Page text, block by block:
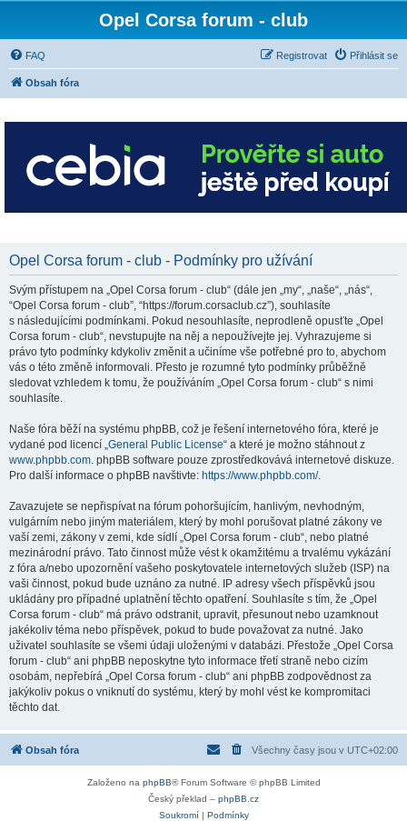
Opel Corsa forum - club
FAQ Přihlásit se
Registrovat
Obsah fóra
Opel Corsa forum - club - Podmínky pro užívání
Svým přístupem na „Opel Corsa forum - club“ (dále jen „my“, „naše“, „nás“,
“Opel Corsa forum - club”, “https://forum.corsaclub.cz”), souhlasíte
s následujícími podmínkami. Pokud nesouhlasíte, neprodleně opusťte „Opel
Corsa forum - club“, nevstupujte na něj a nepoužívejte jej. Vyhrazujeme si
právo tyto podmínky kdykoliv změnit a učiníme vše potřebné pro to, abychom
vás o této změně informovali. Přesto je rozumné tyto podmínky průběžně
sledovat vzhledem k tomu, že používáním „Opel Corsa forum - club“ s nimi
souhlasíte.
Naše fóra běží na systému phpBB, což je řešení internetového fóra, které je
vydané pod licencí „General Public License“ a které je možno stáhnout z
www.phpbb.com. phpBB software pouze zprostředkovává internetové diskuze.
Pro další informace o phpBB navštivte: https://www.phpbb.com/.
Zavazujete se nepřispívat na fórum pohoršujícím, hanlivým, nevhodným,
vulgárním nebo jiným materiálem, který by mohl porušovat platné zákony ve
vaší zemi, zákony v zemi, kde sídlí „Opel Corsa forum - club“, nebo platné
mezinárodní právo. Tato činnost může vést k okamžitému a trvalému vykázání
z fóra a/nebo upozornění vašeho poskytovatele internetových služeb (ISP) na
vaši činnost, pokud bude uznáno za nutné. IP adresy všech příspěvků jsou
ukládány pro případné uplatnění těchto opatření. Souhlasíte s tím, že „Opel
Corsa forum - club“ má právo odstranit, upravit, přesunout nebo uzamknout
jakékoliv téma nebo příspěvek, pokud to bude považovat za nutné. Jako
uživatel souhlasíte se všemi údaji uloženými v databázi. Přestože „Opel Corsa
forum - club“ ani phpBB neposkytne tyto informace třetí straně nebo cizím
osobám, nepřebírá „Opel Corsa forum - club“ ani phpBB zodpovědnost za
jakýkoliv pokus o vniknutí do systému, který by mohl vést ke kompromitaci
těchto dat.
Obsah fóra Všechny časy jsou v UTC+02:00
Založeno na phpBB® Forum Software © phpBB Limited
Český překlad – phpBB.cz
Soukromí| Podmínky